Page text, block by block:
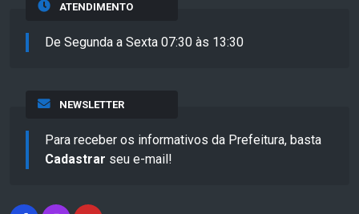
ATENDIMENTO
De Segunda a Sexta 07:30 às 13:30
NEWSLETTER
Para receber os informativos da Prefeitura, basta
Cadastrar seu e-mail!